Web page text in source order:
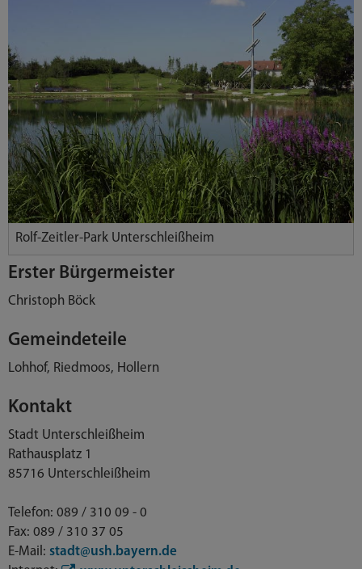
Rolf-Zeitler-Park Unterschleißheim
Erster Bürgermeister
Christoph Böck
Gemeindeteile
Lohhof, Riedmoos, Hollern
Kontakt
Stadt Unterschleißheim
Rathausplatz 1
85716 Unterschleißheim
Telefon: 089 / 310 09 - 0
Fax: 089 / 310 37 05
E-Mail: stadt@ush.bayern.de